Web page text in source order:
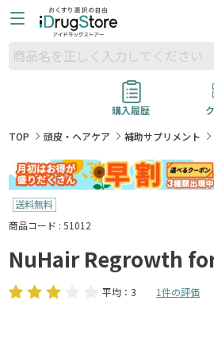
購入履歴
TOP
頭皮・ヘアケア 補助サプリメント
商品コード : 51012
NuHair Regrowth
平均：3 1件の評価